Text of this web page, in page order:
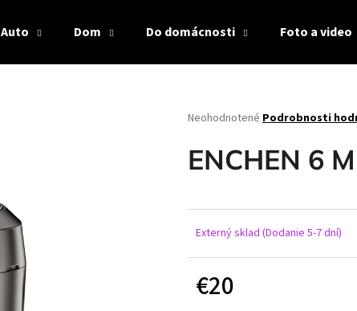
Auto Dom Do domácnosti Foto a video
Priemerné
produktu
je
5
hviezdičiek.
Neohodnotené Podrobnosti
ENCHEN 6
Externý sklad (Dodanie 5-7 dní)
€20
HĽADAŤ